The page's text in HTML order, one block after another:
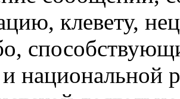
клевету,
и национальной